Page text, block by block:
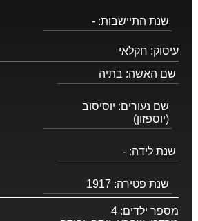
שנת התיישבות: -
עיסוק: חקלאי
שם האשה: בתיה
שם נעורים: יוסיסוב
(יוספזון)
שנת לידה: -
שנת פטירה: 1917
מספר ילדים: 4